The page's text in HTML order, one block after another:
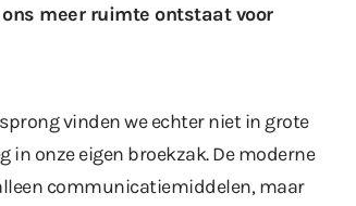
meer ruimte ontstaat voor
vinden we echter niet in grote
onze eigen broekzak. De moderne
communicatiemiddelen, maar